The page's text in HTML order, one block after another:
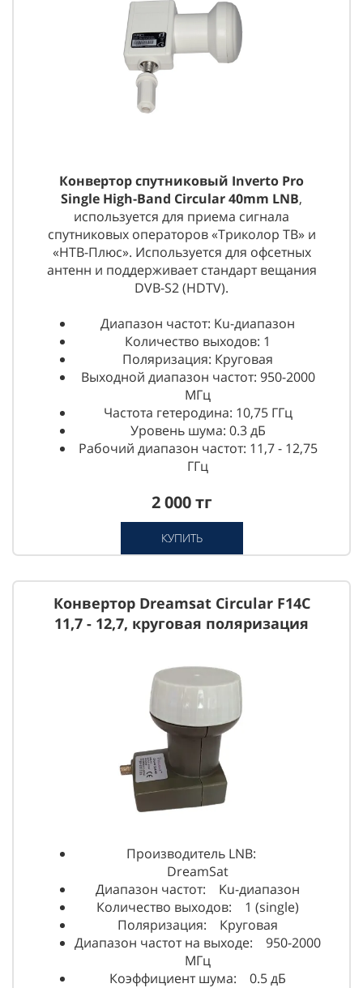
Конвертор спутниковый Inverto Pro
Single High-Band Circular 40mm LNB,
используется для приема сигнала
спутниковых операторов «Триколор ТВ» и
«НТВ-Плюс». Используется для офсетных
антенн и поддерживает стандарт вещания
DVB-S2 (HDTV).
Диапазон частот: Ku-диапазон
Количество выходов: 1
Поляризация: Круговая
Выходной диапазон частот: 950-2000
МГц
Частота гетеродина: 10,75 ГГц
Уровень шума: 0.3 дБ
Рабочий диапазон частот: 11,7 - 12,75
ГГц
2 000 тг
КУПИТЬ
Конвертор Dreamsat Circular F14C
11,7 - 12,7, круговая поляризация
Производитель LNB:
DreamSat
Диапазон частот: Ku-диапазон
Количество выходов: 1 (single)
Поляризация: Круговая
Диапазон частот на выходе: 950-2000
МГц
Коэффициент шума: 0.5 дБ